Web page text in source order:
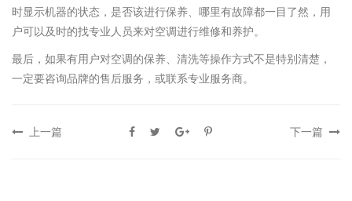
时显示机器的状态，是否该进行保养、哪里有故障都一目了然，用
户可以及时的找专业人员来对空调进行维修和养护。
最后，如果有用户对空调的保养、清洗等操作方式不是特别清楚，
一定要咨询品牌的售后服务，或联系专业服务商。
上一篇 下一篇